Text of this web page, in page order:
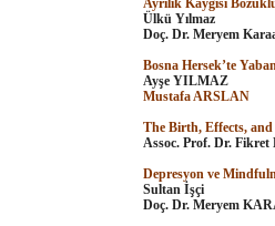
Ayrılık Kaygısı
Ülkü Yılmaz
Doç. Dr. Meryem
Bosna Hersek’te
Ayşe YILMAZ
Mustafa ARSLAN
The Birth, Effects,
Assoc. Prof. Dr.
Depresyon ve
Sultan İşçi
Doç. Dr. Meryem